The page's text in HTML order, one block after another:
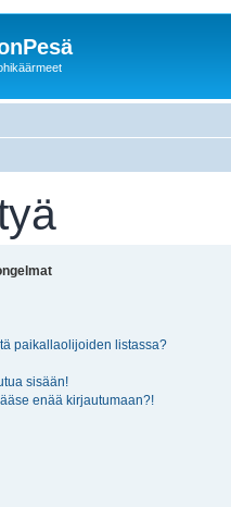
paikallaolijoiden listassa?
sisään!
enää kirjautumaan?!